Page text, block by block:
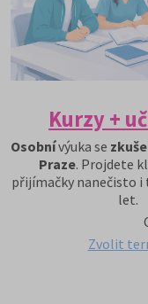
Kurzy +
Osobnívýuka se
Praze. Projdete
přijímačky nanečisto i
let.
Zvolit